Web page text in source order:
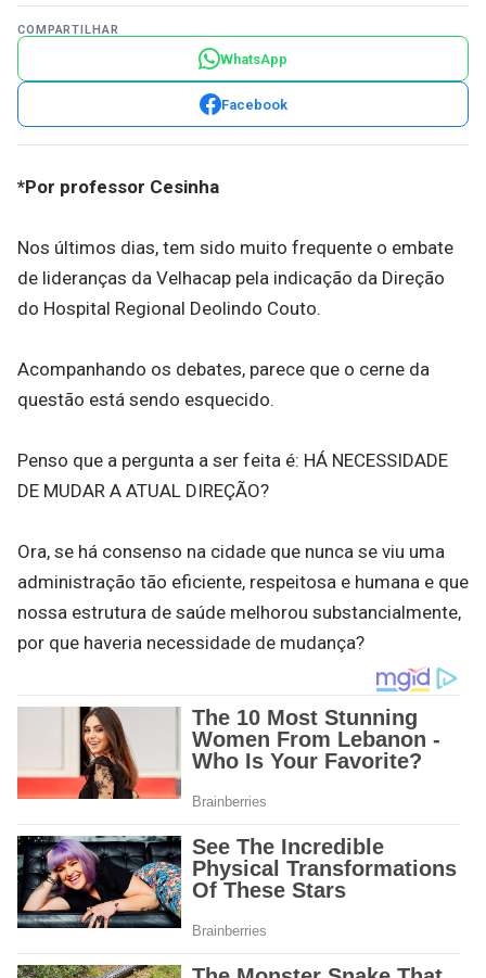
COMPARTILHAR
WhatsApp
Facebook
*Por professor Cesinha
Nos últimos dias, tem sido muito frequente o embate
de lideranças da Velhacap pela indicação da Direção
do Hospital Regional Deolindo Couto.
Acompanhando os debates, parece que o cerne da
questão está sendo esquecido.
Penso que a pergunta a ser feita é: HÁ NECESSIDADE
DE MUDAR A ATUAL DIREÇÃO?
Ora, se há consenso na cidade que nunca se viu uma
administração tão eficiente, respeitosa e humana e que
nossa estrutura de saúde melhorou substancialmente,
por que haveria necessidade de mudança?